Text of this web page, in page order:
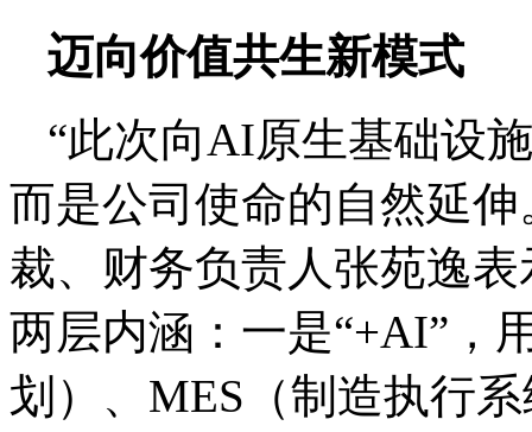
迈向价值共生新模式
“此次向AI原生基础设
而是公司使命的自然延
裁、财务负责人张苑逸
两层内涵：一是“+AI”，
划）、MES（制造执行